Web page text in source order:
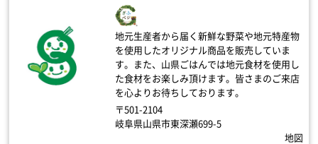
地元生産者から届く新鮮な野菜や地元特産物
を使用したオリジナル商品を販売していま
す。また、山県ごはんでは地元食材を使用し
た食材をお楽しみ頂けます。皆さまのご来店
を心よりお待ちしております。
〒501-2104
岐阜県山県市東深瀬699-5
地図